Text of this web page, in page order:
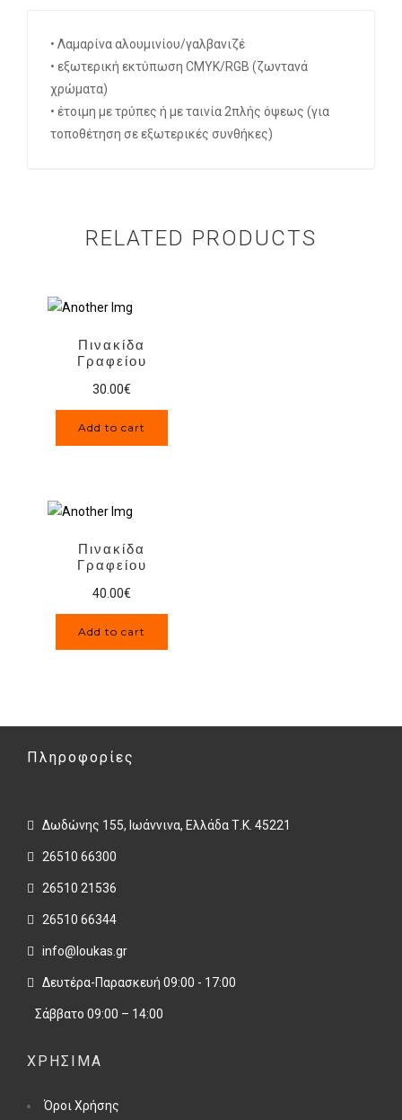
• Λαμαρίνα αλουμινίου/γαλβανιζέ
• εξωτερική εκτύπωση CMYK/RGB (ζωντανά
χρώματα)
• έτοιμη με τρύπες ή με ταινία 2πλής όψεως (για
τοποθέτηση σε εξωτερικές συνθήκες)
RELATED PRODUCTS
Πινακίδα
Γραφείου
30.00€
Add to cart
Πινακίδα
Γραφείου
40.00€
Add to cart
Πληροφορίες
Δωδώνης 155, Ιωάννινα, Ελλάδα Τ.Κ. 45221
26510 66300
26510 21536
26510 66344
info@loukas.gr
Δευτέρα-Παρασκευή 09:00 - 17:00
Σάββατο 09:00 – 14:00
ΧΡΉΣΙΜΑ
Όροι Χρήσης